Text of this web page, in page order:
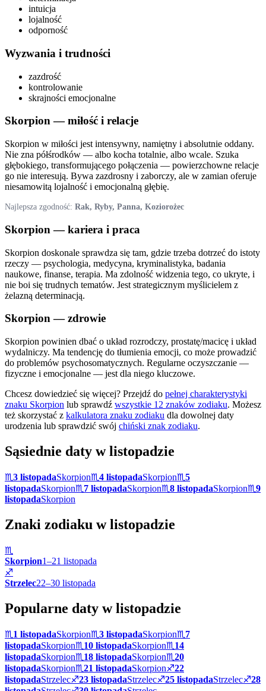
intuicja
lojalność
odporność
Wyzwania i trudności
zazdrość
kontrolowanie
skrajności emocjonalne
Skorpion— miłość i relacje
Skorpion w miłości jest intensywny, namiętny i absolutnie oddany.
Nie zna półśrodków — albo kocha totalnie, albo wcale. Szuka
głębokiego, transformującego połączenia — powierzchowne relacje
go nie interesują. Bywa zazdrosny i zaborczy, ale w zamian oferuje
niesamowitą lojalność i emocjonalną głębię.
Najlepsza zgodność: Rak, Ryby, Panna, Koziorożec
Skorpion — kariera i praca
Skorpion doskonale sprawdza się tam, gdzie trzeba dotrzeć do istoty
rzeczy — psychologia, medycyna, kryminalistyka, badania
naukowe, finanse, terapia. Ma zdolność widzenia tego, co ukryte, i
nie boi się trudnych tematów. Jest strategicznym myślicielem z
żelazną determinacją.
Skorpion— zdrowie
Skorpion powinien dbać o układ rozrodczy, prostatę/macicę i układ
wydalniczy. Ma tendencję do tłumienia emocji, co może prowadzić
do problemów psychosomatycznych. Regularne oczyszczanie —
fizyczne i emocjonalne — jest dla niego kluczowe.
Chcesz dowiedzieć się więcej? Przejdź do pełnej charakterystyki
znaku Skorpion lub sprawdź wszystkie 12 znaków zodiaku. Możesz
też skorzystać z kalkulatora znaku zodiaku dla dowolnej daty
urodzenia lub sprawdzić swój chiński znak zodiaku.
Sąsiednie daty wlistopadzie
♏3 listopadaSkorpion♏4 listopadaSkorpion♏5
listopadaSkorpion♏ 7 listopadaSkorpion♏8 listopadaSkorpion♏9
listopadaSkorpion
Znaki zodiaku wlistopadzie
♏
Skorpion1–21 listopada
♐
Strzelec22–30 listopada
Popularne daty wlistopadzie
♏ 1 listopadaSkorpion♏3 listopadaSkorpion♏ 7
listopadaSkorpion♏ 10 listopadaSkorpion♏ 14
listopadaSkorpion♏ 18 listopadaSkorpion♏20
listopadaSkorpion♏21 listopadaSkorpion♐22
listopadaStrzelec♐23 listopadaStrzelec♐25 listopadaStrzelec♐28